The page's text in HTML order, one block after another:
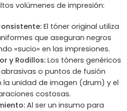
volúmenes de impresión:
El tóner original utiliza
que aseguran negros
«sucio» en las impresiones.
y Rodillos:Los tóners genéricos
o puntos de fusión
unidad de imagen (drum) y el
costosas.
Al ser un insumo para